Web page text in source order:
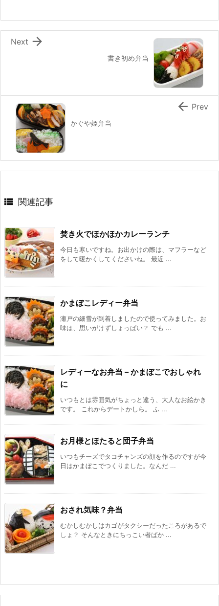
k
書き初め弁当

Next
かぐや姫弁当
 Prev
 関連記事
焚き火でほかほかカレーランチ
今日も寒いですね。お出かけの際は、マフラーなど
をして暖かくしてくださいね。 最近 ...
かまぼこレディー弁当
瀬戸の細雪が到着しましたので使ってみました。お
味は、思いがけずしょっぱい？ でも ...
レディーなお弁当 – かまぼこでおしゃれ
に
いつもとは雰囲気がちょっと違う、大人なお絵かき
です。 これからデートかしら。 ふ ...
お月様とほたると団子弁当
いつもチーズでタコチャンズの顔を作るのですが今
日はかまぼこでつくりました。なんだ ...
おされ気味？弁当
むかしむかしはカゴがタクシーだったころがあるで
しょ？ そんなときにちっこい者ばか ...